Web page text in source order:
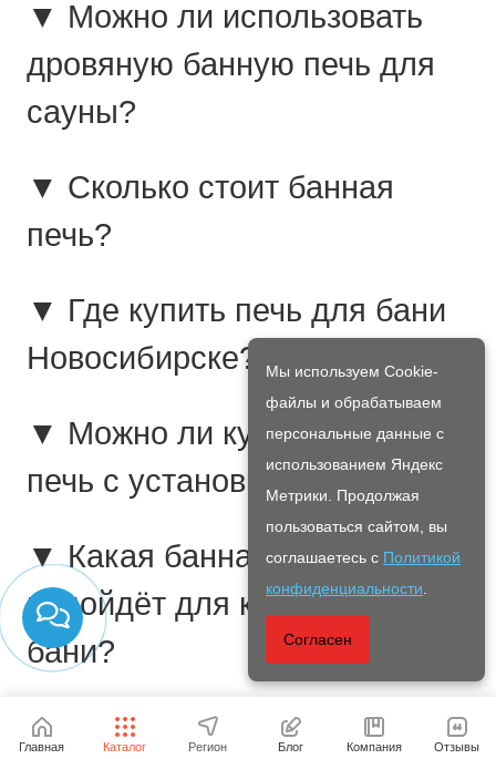
▼ Можно ли использовать
дровяную банную печь для
сауны?
▼ Сколько стоит банная
печь?
▼ Где купить печь для бани
Новосибирске?
▼ Можно ли купить банную
печь с установкой?
▼ Какая банная печь
подойдёт для каркасной
бани?
▼ Чем банная печь
Главная Каталог Регион Блог Компания Отзывы
Мы используем Cookie-
файлы и обрабатываем
персональные данные с
использованием Яндекс
Метрики. Продолжая
пользоваться сайтом, вы
соглашаетесь с Политикой
конфиденциальности
Согласен